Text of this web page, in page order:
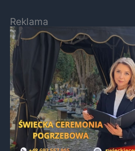
Reklama